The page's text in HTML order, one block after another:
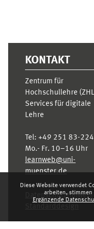
Diese Website verwendet
arbeiten,
Ergänzende
KONTAKT
Zentrum für
Hochschullehre
Services für digitale
Lehre
Tel: +49 251 83-
Mo.- Fr. 10–16 Uhr
learnweb@uni-
muenster.de
Datenschutzhinweis